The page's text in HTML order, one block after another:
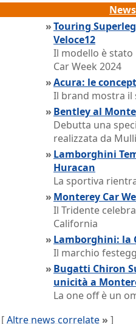
»Touring
Veloce12
Il modello è
Car Week 2024
»Acura: le
Il brand mostra
» Bentley al
Debutta una
realizzata da
» Lamborghini
Huracan
La sportiva
» Monterey Car
Il Tridente
California
» Lamborghini: la
Il marchio
» Bugatti Chiron
unicità a
La one off è un
[Altre news correlate » ]